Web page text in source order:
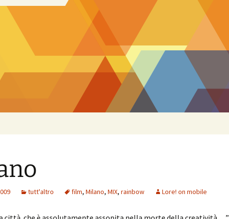
tutt'altro film, Milano, MIX, rainbow Lore! on mobile